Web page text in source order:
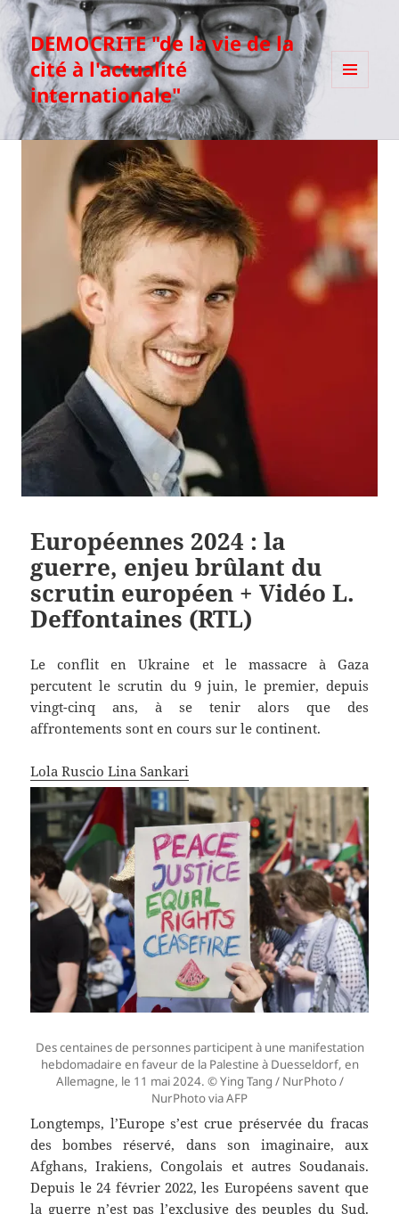
DEMOCRITE "de la vie de la
cité à l'actualité
internationale"
Européennes 2024 : la
guerre, enjeu brûlant du
scrutin européen + Vidéo L.
Deffontaines (RTL)
Le conflit en Ukraine et le massacre à Gaza
percutent le scrutin du 9 juin, le premier, depuis
vingt-cinq ans, à se tenir alors que des
affrontements sont en cours sur le continent.
Lola Ruscio Lina Sankari
Des centaines de personnes participent à une manifestation
hebdomadaire en faveur de la Palestine à Duesseldorf, en
Allemagne, le 11 mai 2024. © Ying Tang / NurPhoto /
NurPhoto via AFP
Longtemps, l’Europe s’est crue préservée du fracas
des bombes réservé, dans son imaginaire, aux
Afghans, Irakiens, Congolais et autres Soudanais.
Depuis le 24 février 2022, les Européens savent que
la guerre n’est pas l’exclusive des peuples du Sud.